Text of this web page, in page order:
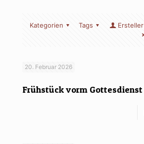
Kategorien Tags
Ersteller
20. Februar 2026
Frühstück vorm Gottesdienst